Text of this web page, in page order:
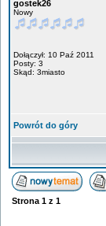
gostek26
Nowy
Dołączył: 10 Paź 2011
Posty: 3
Skąd: 3miasto
Powrót do góry
Strona 1 z 1